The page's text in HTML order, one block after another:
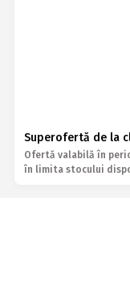
Superofertă de la
Ofertă valabilă în
în limita stocului